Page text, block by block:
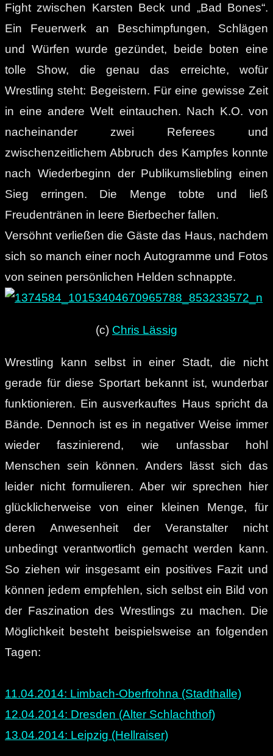
Fight zwischen Karsten Beck und „Bad Bones“.
Ein Feuerwerk an Beschimpfungen, Schlägen
und Würfen wurde gezündet, beide boten eine
tolle Show, die genau das erreichte, wofür
Wrestling steht: Begeistern. Für eine gewisse Zeit
in eine andere Welt eintauchen. Nach K.O. von
nacheinander zwei Referees und
zwischenzeitlichem Abbruch des Kampfes konnte
nach Wiederbeginn der Publikumsliebling einen
Sieg erringen. Die Menge tobte und ließ
Freudentränen in leere Bierbecher fallen.
Versöhnt verließen die Gäste das Haus, nachdem
sich so manch einer noch Autogramme und Fotos
von seinen persönlichen Helden schnappte.
(c) Chris Lässig
Wrestling kann selbst in einer Stadt, die nicht
gerade für diese Sportart bekannt ist, wunderbar
funktionieren. Ein ausverkauftes Haus spricht da
Bände. Dennoch ist es in negativer Weise immer
wieder faszinierend, wie unfassbar hohl
Menschen sein können. Anders lässt sich das
leider nicht formulieren. Aber wir sprechen hier
glücklicherweise von einer kleinen Menge, für
deren Anwesenheit der Veranstalter nicht
unbedingt verantwortlich gemacht werden kann.
So ziehen wir insgesamt ein positives Fazit und
können jedem empfehlen, sich selbst ein Bild von
der Faszination des Wrestlings zu machen. Die
Möglichkeit besteht beispielsweise an folgenden
Tagen:
11.04.2014: Limbach-Oberfrohna (Stadthalle)
12.04.2014: Dresden (Alter Schlachthof)
13.04.2014: Leipzig (Hellraiser)